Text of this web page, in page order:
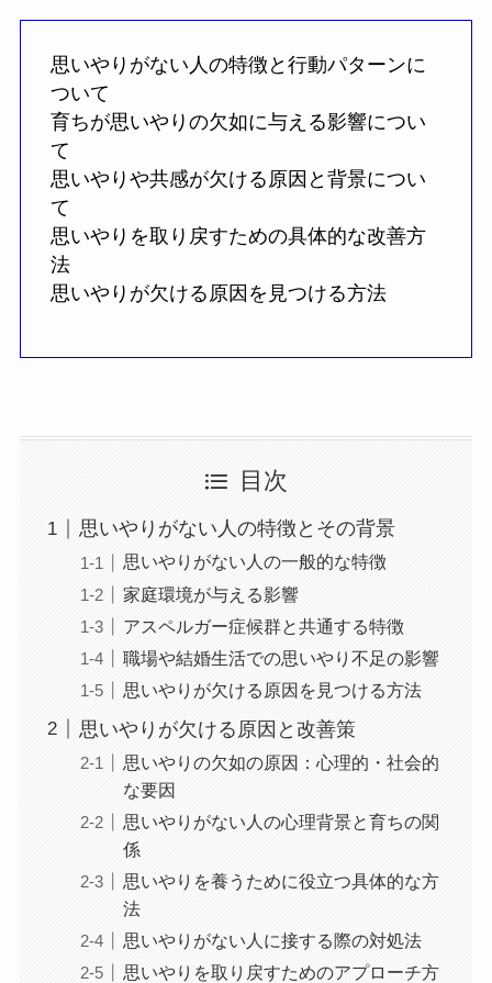
思いやりがない人の特徴と行動パターンに
ついて
育ちが思いやりの欠如に与える影響につい
て
思いやりや共感が欠ける原因と背景につい
て
思いやりを取り戻すための具体的な改善方
法
思いやりが欠ける原因を見つける方法
目次
思いやりがない人の特徴とその背景
思いやりがない人の一般的な特徴
家庭環境が与える影響
アスペルガー症候群と共通する特徴
職場や結婚生活での思いやり不足の影響
思いやりが欠ける原因を見つける方法
思いやりが欠ける原因と改善策
思いやりの欠如の原因：心理的・社会的
な要因
思いやりがない人の心理背景と育ちの関
係
思いやりを養うために役立つ具体的な方
法
思いやりがない人に接する際の対処法
思いやりを取り戻すためのアプローチ方